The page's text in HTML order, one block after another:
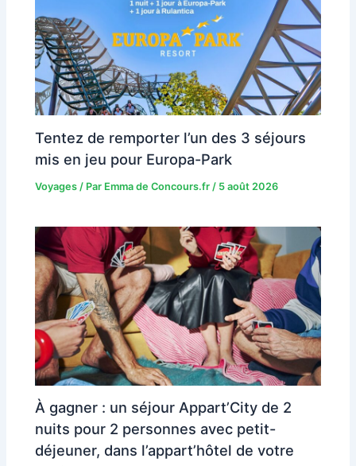
Tentez de remporter l’un des 3 séjours
mis en jeu pour Europa-Park
Voyages / Par Emma de Concours.fr / 5 août 2026
À gagner : un séjour Appart’City de 2
nuits pour 2 personnes avec petit-
déjeuner, dans l’appart’hôtel de votre